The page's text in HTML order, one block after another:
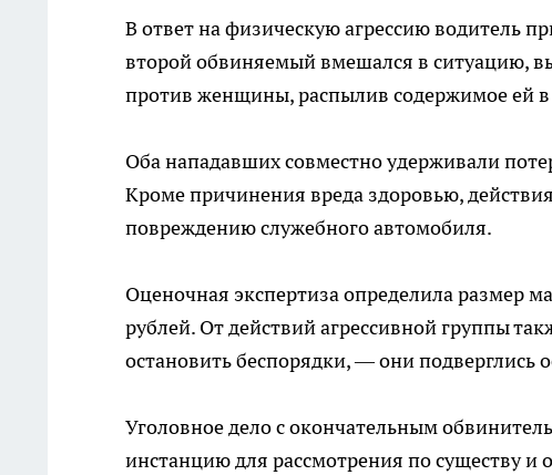
В ответ на физическую агрессию водитель
второй обвиняемый вмешался в ситуацию,
против женщины, распылив содержимое ей в
Оба нападавших совместно удерживали
Кроме причинения вреда здоровью,
повреждению служебного автомобиля.
Оценочная экспертиза определила размер
рублей. От действий агрессивной группы
остановить беспорядки, — они
Уголовное дело с окончательным
инстанцию для рассмотрения по существу и